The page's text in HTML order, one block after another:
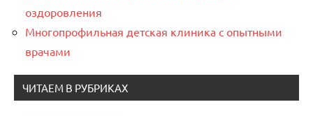
оздоровления
Многопрофильная детская клиника с опытными
врачами
ЧИТАЕМ В РУБРИКАХ